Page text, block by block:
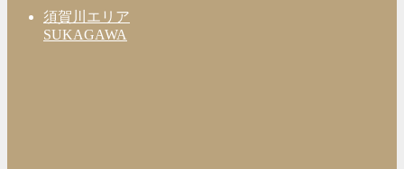
須賀川エリア
SUKAGAWA